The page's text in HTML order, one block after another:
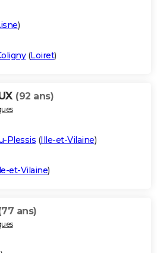
)
(Loiret)
(92 ans)
Plessis (Ille-et-Vilaine)
et-Vilaine)
ans)